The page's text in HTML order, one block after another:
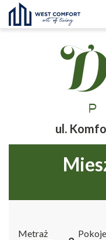
ul.
Metraż Pokoje